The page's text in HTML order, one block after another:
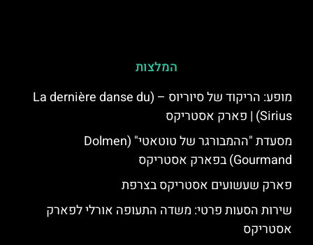
המלצות
מופע: הריקוד של סיוריוס – (La dernière danse du
Sirius) | פארק אסטריקס
מסעדת "ההמבורגר של טוטאטי" (Dolmen
Gourmand) בפארק אסטריקס
פארק שעשועים אסטריקס בצרפת
שירות הסעות פרטי: משדה התעופה אורלי לפארק
אסטריקס